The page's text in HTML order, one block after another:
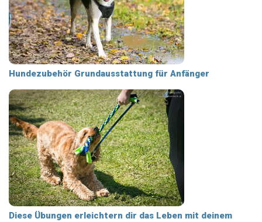
Hundezubehör Grundausstattung für Anfänger
Diese Übungen erleichtern dir das Leben mit deinem